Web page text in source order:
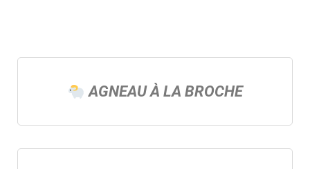
AGNEAU À LA BROCHE